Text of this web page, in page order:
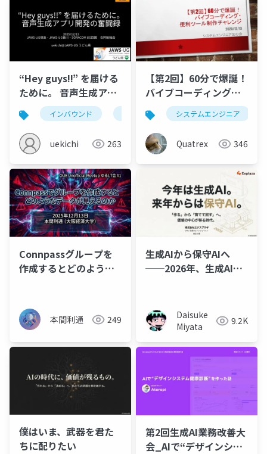
“Hey guys!!” を届ける
ために。 音声生成アプ
リ開発の奮闘録
インバウンド サッカー カマタマー
uekichi 263
【第2回】60分で爆誕！
バイブコーディング・
便利ツール作成
システムエンジニア
Quatrex 346
Connpassグループを
作成するとどのような
本間利通 249
生成AIから保守AIへ
──2026年、生成AIサ
Daisuke
Miyata
9.2K
僕はいま、武器を君た
ちに配りたい
第2回生成AI業務改善大
会_AIで“デザインシス